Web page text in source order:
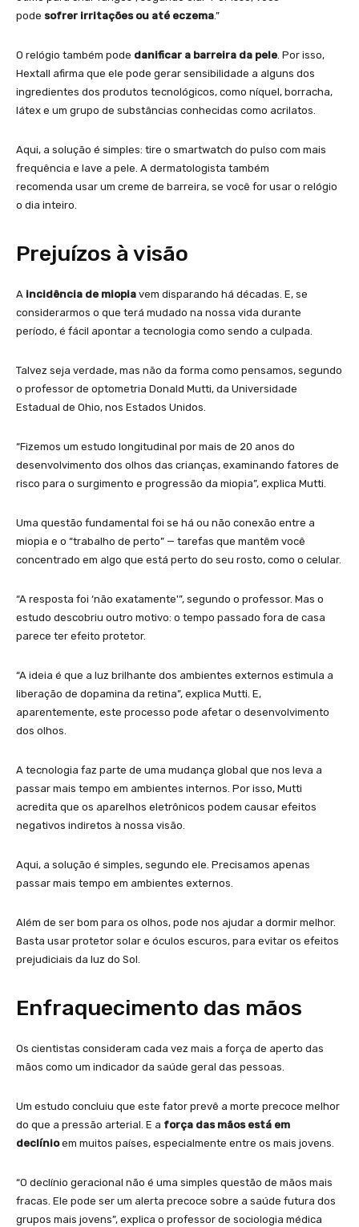
pode sofrer irritações ou até eczema.”
O relógio também pode danificar a barreira da pele. Por isso,
Hextall afirma que ele pode gerar sensibilidade a alguns dos
ingredientes dos produtos tecnológicos, como níquel, borracha,
látex e um grupo de substâncias conhecidas como acrilatos.
Aqui, a solução é simples: tire o smartwatch do pulso com mais
frequência e lave a pele. A dermatologista também
recomenda usar um creme de barreira, se você for usar o relógio
o dia inteiro.
Prejuízos à visão
A incidência de miopia vem disparando há décadas. E, se
considerarmos o que terá mudado na nossa vida durante
período, é fácil apontar a tecnologia como sendo a culpada.
Talvez seja verdade, mas não da forma como pensamos, segundo
o professor de optometria Donald Mutti, da Universidade
Estadual de Ohio, nos Estados Unidos.
“Fizemos um estudo longitudinal por mais de 20 anos do
desenvolvimento dos olhos das crianças, examinando fatores de
risco para o surgimento e progressão da miopia”, explica Mutti.
Uma questão fundamental foi se há ou não conexão entre a
miopia e o “trabalho de perto” — tarefas que mantêm você
concentrado em algo que está perto do seu rosto, como o celular.
“A resposta foi ‘não exatamente'”, segundo o professor. Mas o
estudo descobriu outro motivo: o tempo passado fora de casa
parece ter efeito protetor.
“A ideia é que a luz brilhante dos ambientes externos estimula a
liberação de dopamina da retina”, explica Mutti. E,
aparentemente, este processo pode afetar o desenvolvimento
dos olhos.
A tecnologia faz parte de uma mudança global que nos leva a
passar mais tempo em ambientes internos. Por isso, Mutti
acredita que os aparelhos eletrônicos podem causar efeitos
negativos indiretos à nossa visão.
Aqui, a solução é simples, segundo ele. Precisamos apenas
passar mais tempo em ambientes externos.
Além de ser bom para os olhos, pode nos ajudar a dormir melhor.
Basta usar protetor solar e óculos escuros, para evitar os efeitos
prejudiciais da luz do Sol.
Enfraquecimento das mãos
Os cientistas consideram cada vez mais a força de aperto das
mãos como um indicador da saúde geral das pessoas.
Um estudo concluiu que este fator prevê a morte precoce melhor
do que a pressão arterial. E a força das mãos está em
declínioem muitos países, especialmente entre os mais jovens.
“O declínio geracional não é uma simples questão de mãos mais
fracas. Ele pode ser um alerta precoce sobre a saúde futura dos
grupos mais jovens”, explica o professor de sociologia médica